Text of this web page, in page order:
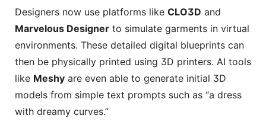
Designers now use platforms like CLO3D and
Marvelous Designer to simulate garments in virtual
environments. These detailed digital blueprints can
then be physically printed using 3D printers. AI tools
like Meshy are even able to generate initial 3D
models from simple text prompts such as “a dress
with dreamy curves.”